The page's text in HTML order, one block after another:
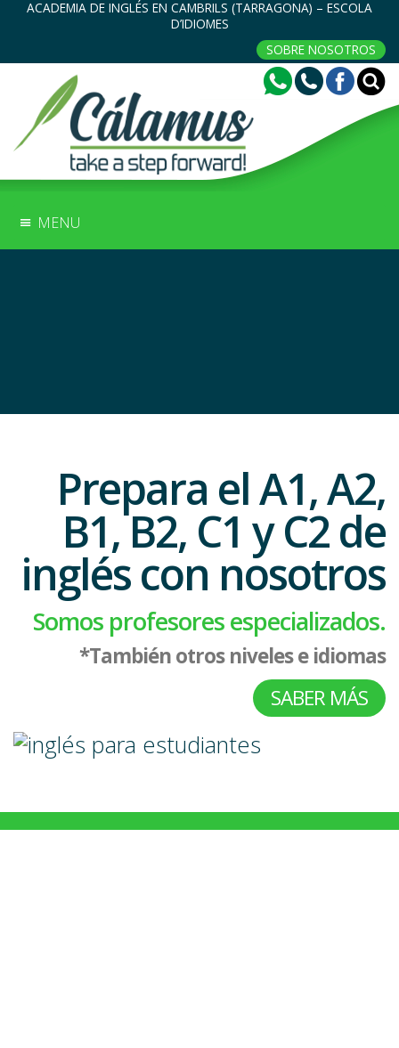
ACADEMIA DE INGLÉS EN CAMBRILS (TARRAGONA) – ESCOLA
D’IDIOMES
SOBRE NOSOTROS
MENU
Prepara el A1, A2,
B1, B2, C1 y C2 de
inglés con nosotros
Somos profesores especializados.
*También otros niveles e idiomas
SABER MÁS